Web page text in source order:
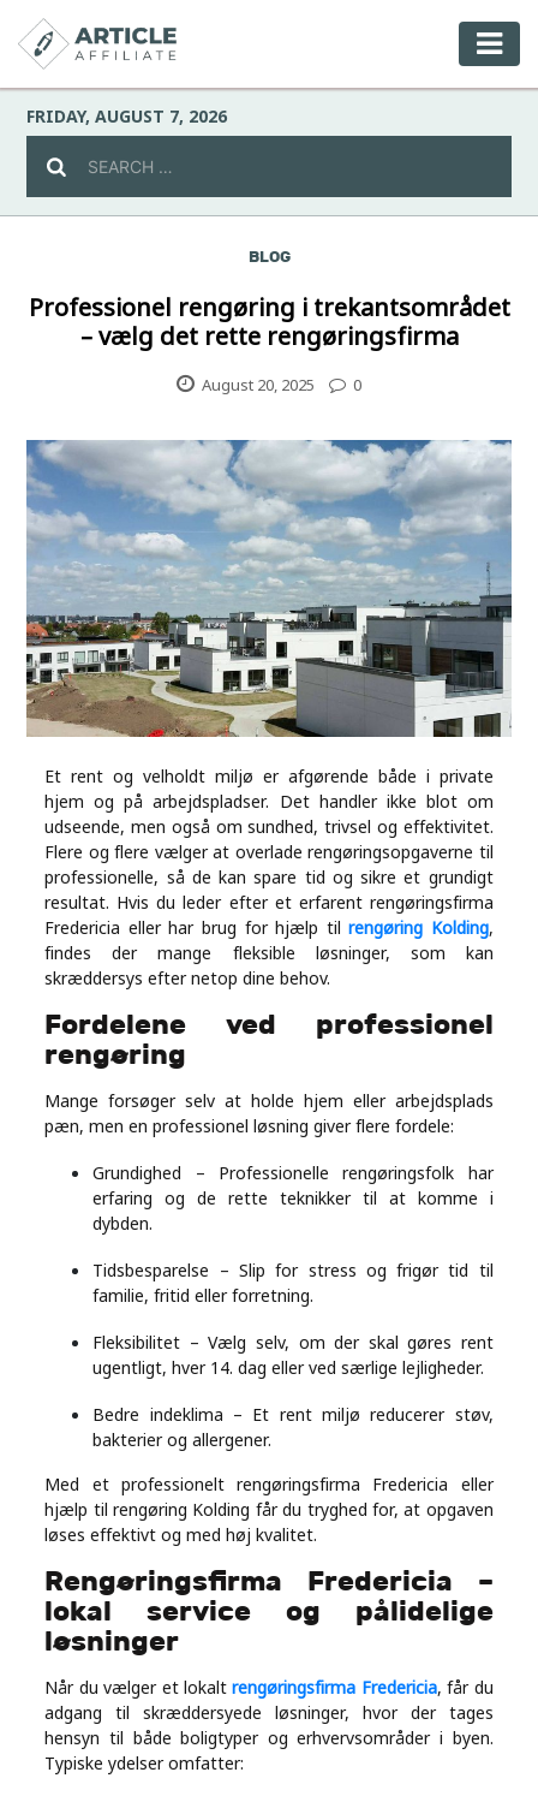
FRIDAY, AUGUST 7, 2026
Fashion
Industry
Contact
Us
Recipes
Social
Sports
Technology
Travel
Health
Real
Estate
BLOG
Professionel rengøring i trekantsområdet
– vælg det rette rengøringsfirma
August 20, 2025 0
Et rent og velholdt miljø er afgørende både i private
hjem og på arbejdspladser. Det handler ikke blot om
udseende, men også om sundhed, trivsel og effektivitet.
Flere og flere vælger at overlade rengøringsopgaverne til
professionelle, så de kan spare tid og sikre et grundigt
resultat. Hvis du leder efter et erfarent rengøringsfirma
Fredericia eller har brug for hjælp tilrengøring Kolding,
findes der mange fleksible løsninger, som kan
skræddersys efter netop dine behov.
Fordelene ved professionel
rengøring
Mange forsøger selv at holde hjem eller arbejdsplads
pæn, men en professionel løsning giver flere fordele:
Grundighed – Professionelle rengøringsfolk har
erfaring og de rette teknikker til at komme i
dybden.
Tidsbesparelse – Slip for stress og frigør tid til
familie, fritid eller forretning.
Fleksibilitet – Vælg selv, om der skal gøres rent
ugentligt, hver 14. dag eller ved særlige lejligheder.
Bedre indeklima – Et rent miljø reducerer støv,
bakterier og allergener.
Med et professionelt rengøringsfirma Fredericia eller
hjælp til rengøring Kolding får du tryghed for, at opgaven
løses effektivt og med høj kvalitet.
Rengøringsfirma Fredericia –
lokal service og pålidelige
løsninger
Når du vælger et lokaltrengøringsfirma Fredericia, får du
adgang til skræddersyede løsninger, hvor der tages
hensyn til både boligtyper og erhvervsområder i byen.
Typiske ydelser omfatter: